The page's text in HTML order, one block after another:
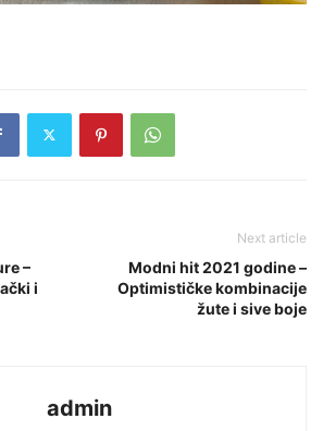
–
i
Next article
Modni hit 2021 godine –
Optimističke kombinacije
žute i sive boje
admin